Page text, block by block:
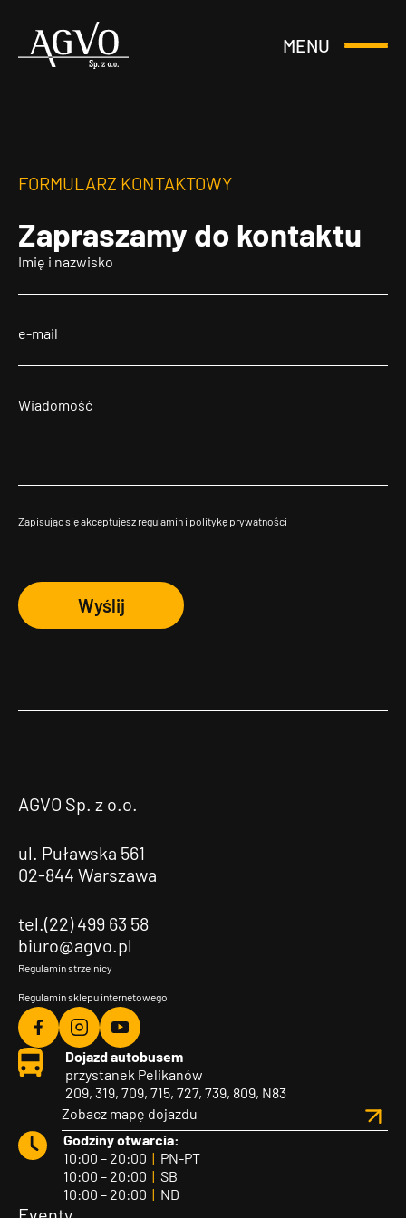
Header
MENU
Otwórz
FORMULARZ KONTAKTOWY
Zapraszamy do kontaktu
Zapisując się akceptujesz regulamin i politykę prywatności
Wyślij
AGVO Sp. z o.o.
ul. Puławska 561
02-844 Warszawa
tel.(22) 499 63 58
biuro@agvo.pl
Regulamin strzelnicy
Regulamin sklepu internetowego
Agvo
Facebook
Agvo
Instagram
Agvo
YouTube
Dojazd autobusem
przystanek Pelikanów
209, 319, 709, 715, 727, 739, 809, N83
Zobacz mapę dojazdu
Godziny otwarcia:
10:00 – 20:00 | PN-PT
10:00 – 20:00 | SB
10:00 – 20:00 | ND